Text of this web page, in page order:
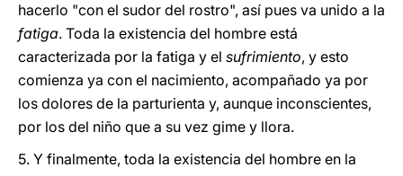
hacerlo "con el sudor del rostro", así pues va unido a la
fatiga. Toda la existencia del hombre está
caracterizada por la fatiga y el sufrimiento, y esto
comienza ya con el nacimiento, acompañado ya por
los dolores de la parturienta y, aunque inconscientes,
por los del niño que a su vez gime y llora.
5. Y finalmente, toda la existencia del hombre en la